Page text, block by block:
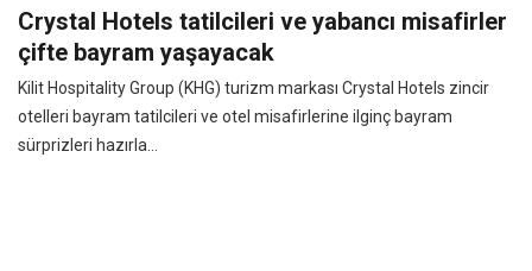
Crystal Hotels tatilcileri ve yabancı misafirler
çifte bayram yaşayacak
Kilit Hospitality Group (KHG) turizm markası Crystal Hotels zincir
otelleri bayram tatilcileri ve otel misafirlerine ilginç bayram
sürprizleri hazırla...